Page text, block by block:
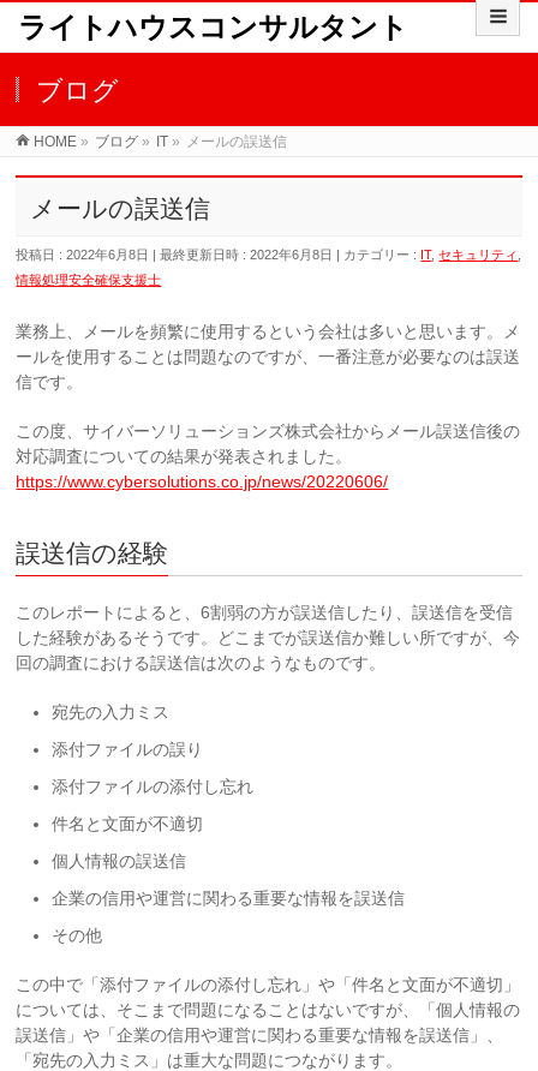
ライトハウスコンサルタント
ブログ
HOME » ブログ » IT » メールの誤送信
メールの誤送信
投稿日 : 2022年6月8日 最終更新日時 : 2022年6月8日 カテゴリー : IT,セキュリティ
情報処理安全確保支援士
業務上、メールを頻繁に使用するという会社は多いと思います。メ
ールを使用することは問題なのですが、一番注意が必要なのは誤送
信です。
この度、サイバーソリューションズ株式会社からメール誤送信後の
対応調査についての結果が発表されました。
https://www.cybersolutions.co.jp/news/20220606/
誤送信の経験
このレポートによると、6割弱の方が誤送信したり、誤送信を受信
した経験があるそうです。どこまでが誤送信か難しい所ですが、今
回の調査における誤送信は次のようなものです。
宛先の入力ミス
添付ファイルの誤り
添付ファイルの添付し忘れ
件名と文面が不適切
個人情報の誤送信
企業の信用や運営に関わる重要な情報を誤送信
その他
この中で「添付ファイルの添付し忘れ」や「件名と文面が不適切」
については、そこまで問題になることはないですが、「個人情報の
誤送信」や「企業の信用や運営に関わる重要な情報を誤送信」、
「宛先の入力ミス」は重大な問題につながります。